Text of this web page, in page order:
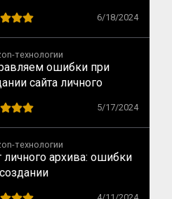
6/18/2024
технологии
ошибки при
сайта личного
5/17/2024
технологии
личного архива: ошибки